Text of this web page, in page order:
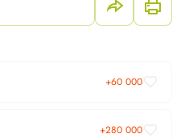
+60 000
+280 000